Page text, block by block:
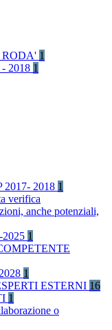
1
2018 1
2017- 2018 1
verifica
anche potenziali,
1
1
ESTERNI 16
1
o